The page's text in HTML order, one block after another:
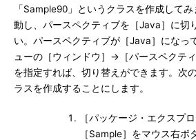
「Sample90」というクラスを作成して
動し、パースペクティブを［Java］に切
い。パースペクティブが［Java］になっ
ューの［ウィンドウ］→［パースペクテ
を指定すれば、切り替えができます。次
ラスを作成することにします。
［パッケージ・エクスプ
［Sample］をマウス右ボ